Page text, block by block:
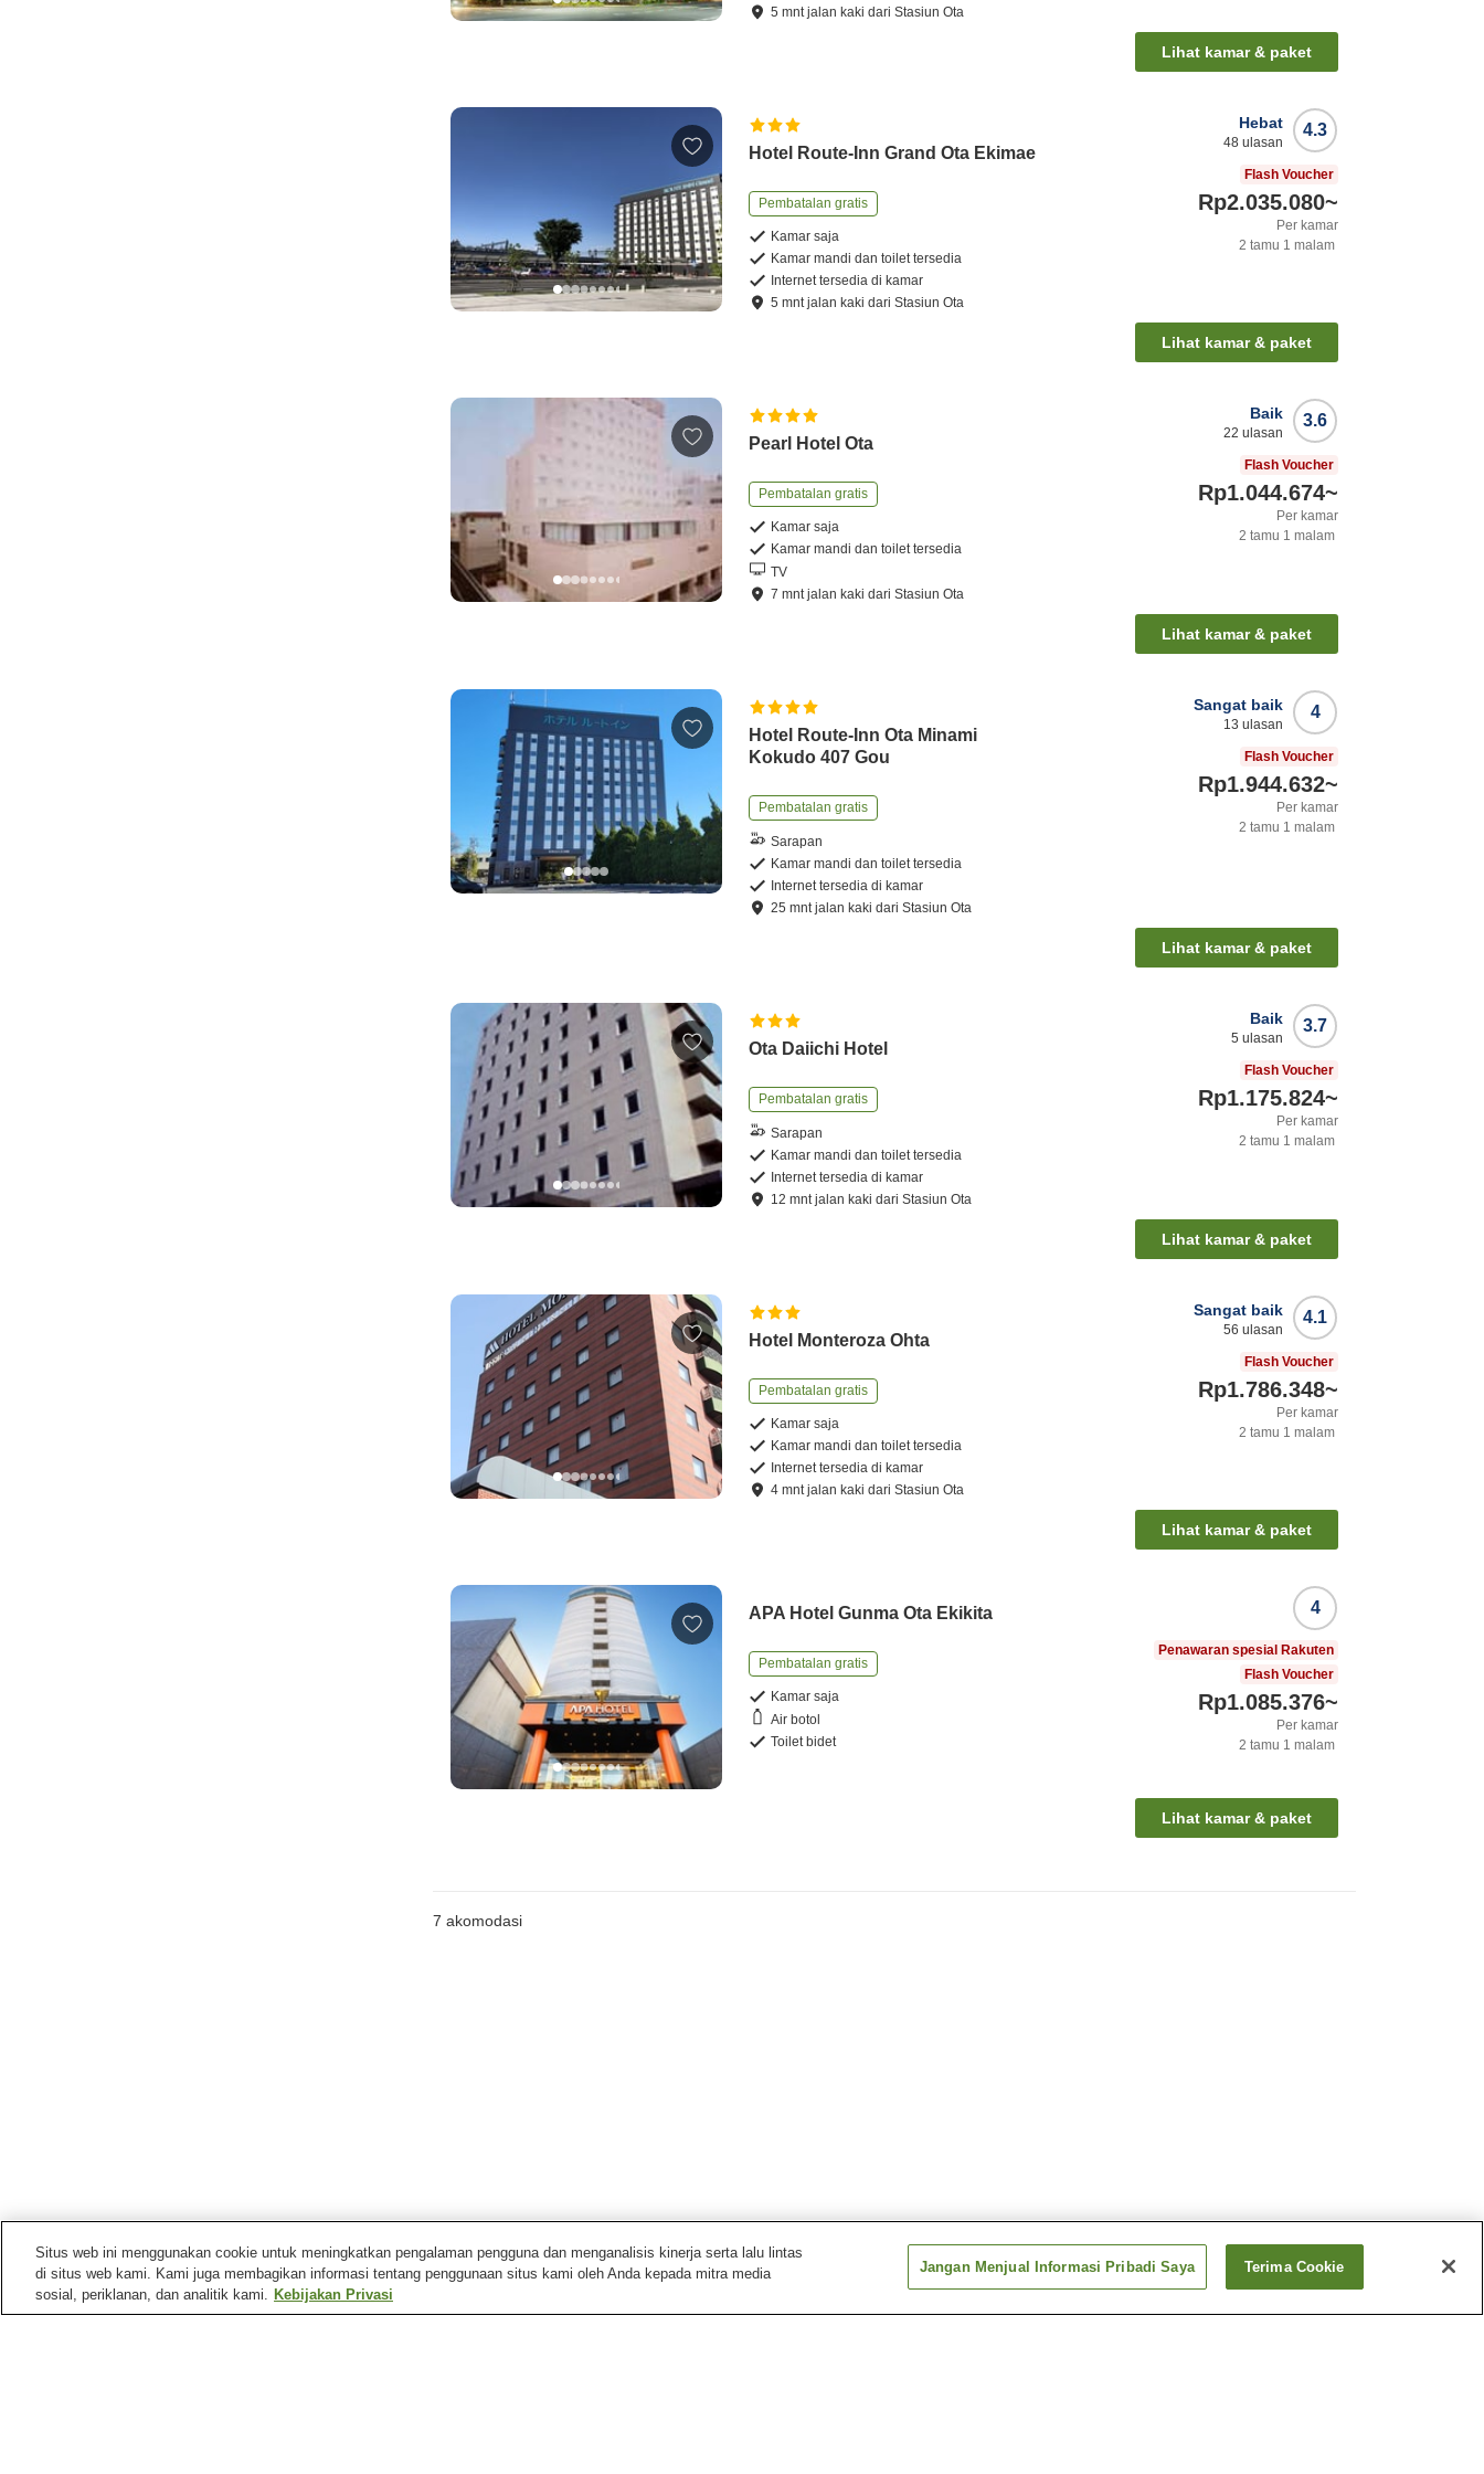
5 mntjalan kaki dariStasiun Ota
Lihat kamar & paket
Hotel Route-Inn Grand Ota Ekimae
Pembatalan gratis
Kamar saja
Kamar mandi dan toilet tersedia
Internet tersedia di kamar
5 mntjalan kaki dariStasiun Ota
4.3
Hebat
48 ulasan
Flash Voucher
Rp2.035.080~
Per kamar
2 tamu 1 malam
Lihat kamar & paket
Pearl Hotel Ota
Pembatalan gratis
Kamar saja
Kamar mandi dan toilet tersedia
TV
7 mntjalan kaki dariStasiun Ota
3.6
Baik
22 ulasan
Flash Voucher
Rp1.044.674~
Per kamar
2 tamu 1 malam
Lihat kamar & paket
Hotel Route-Inn Ota Minami
Kokudo 407 Gou
Pembatalan gratis
Sarapan
Kamar mandi dan toilet tersedia
Internet tersedia di kamar
25 mntjalan kaki dariStasiun Ota
4
Sangat baik
13 ulasan
Flash Voucher
Rp1.944.632~
Per kamar
2 tamu 1 malam
Lihat kamar & paket
Ota Daiichi Hotel
Pembatalan gratis
Sarapan
Kamar mandi dan toilet tersedia
Internet tersedia di kamar
12 mntjalan kaki dariStasiun Ota
3.7
Baik
5 ulasan
Flash Voucher
Rp1.175.824~
Per kamar
2 tamu 1 malam
Lihat kamar & paket
Hotel Monteroza Ohta
Pembatalan gratis
Kamar saja
Kamar mandi dan toilet tersedia
Internet tersedia di kamar
4 mntjalan kaki dariStasiun Ota
4.1
Sangat baik
56 ulasan
Flash Voucher
Rp1.786.348~
Per kamar
2 tamu 1 malam
Lihat kamar & paket
APA Hotel Gunma Ota Ekikita
Pembatalan gratis
Kamar saja
Air botol
Toilet bidet
4
Penawaran spesial Rakuten
Flash Voucher
Rp1.085.376~
Per kamar
2 tamu 1 malam
Lihat kamar & paket
7 akomodasi
Kota Ota
Situs web ini menggunakan cookie untuk meningkatkan pengalaman pengguna dan menganalisis kinerja serta lalu lintas
di situs web kami. Kami juga membagikan informasi tentang penggunaan situs kami oleh Anda kepada mitra media
sosial, periklanan, dan analitik kami. Kebijakan Privasi
Jangan Menjual Informasi Pribadi Saya Terima Cookie